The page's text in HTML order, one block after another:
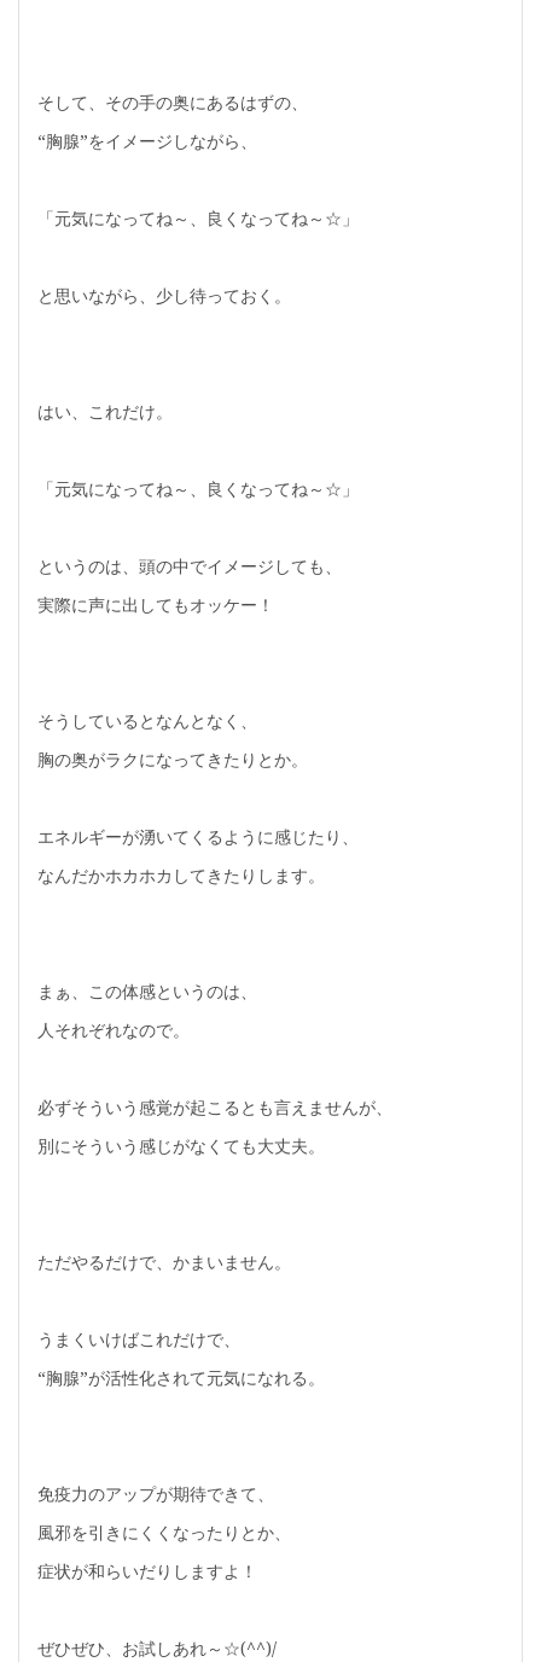
そして、その手の奥にあるはずの、
“胸腺”をイメージしながら、
「元気になってね～、良くなってね～☆」
と思いながら、少し待っておく。
はい、これだけ。
「元気になってね～、良くなってね～☆」
というのは、頭の中でイメージしても、
実際に声に出してもオッケー！
そうしているとなんとなく、
胸の奥がラクになってきたりとか。
エネルギーが湧いてくるように感じたり、
なんだかホカホカしてきたりします。
まぁ、この体感というのは、
人それぞれなので。
必ずそういう感覚が起こるとも言えませんが、
別にそういう感じがなくても大丈夫。
ただやるだけで、かまいません。
うまくいけばこれだけで、
“胸腺”が活性化されて元気になれる。
免疫力のアップが期待できて、
風邪を引きにくくなったりとか、
症状が和らいだりしますよ！
ぜひぜひ、お試しあれ～☆(^^)/